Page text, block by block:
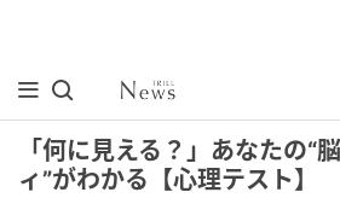
「何に見える？」あなたの“
ィ”がわかる【心理テスト】